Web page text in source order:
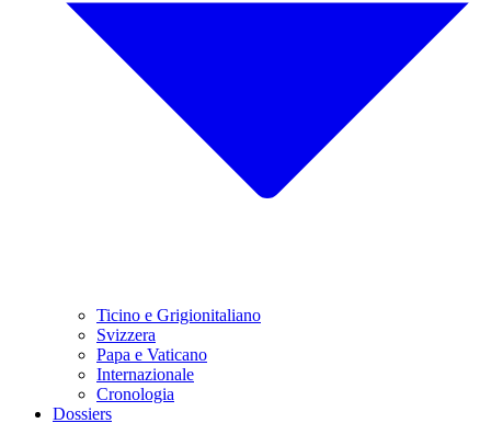
Ticino e Grigionitaliano
Svizzera
Papa e Vaticano
Internazionale
Cronologia
Dossiers